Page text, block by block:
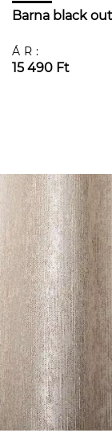
Barna black
ÁR:
15 490 Ft